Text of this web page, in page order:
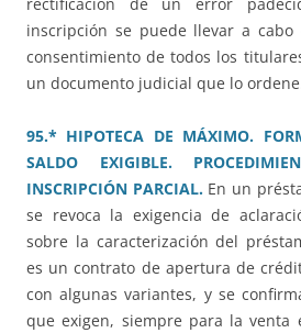
rectificación de un error
inscripción se puede llevar a
consentimiento de todos los
un documento judicial que lo
95.* HIPOTECA DE MÁXIMO.
SALDO EXIGIBLE.
INSCRIPCIÓN PARCIAL.En un
se revoca la exigencia de
sobre la caracterización del
es un contrato de apertura de
con algunas variantes, y se
que exigen, siempre para la venta